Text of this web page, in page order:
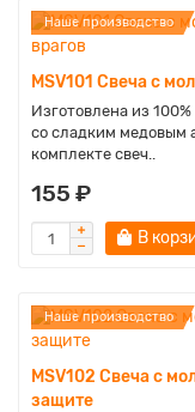
Наше производство
MSV101 Свеча с
Изготовлена из
со сладким медовым
комплекте свеч..
155 ₽
В
Наше производство
MSV102 Свеча с
защите